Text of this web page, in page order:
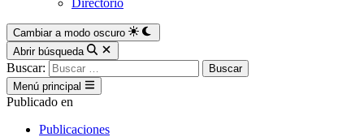
Directorio
Cambiar a modo oscuro
Abrir búsqueda
Buscar:
Menú principal
Publicado en
Publicaciones